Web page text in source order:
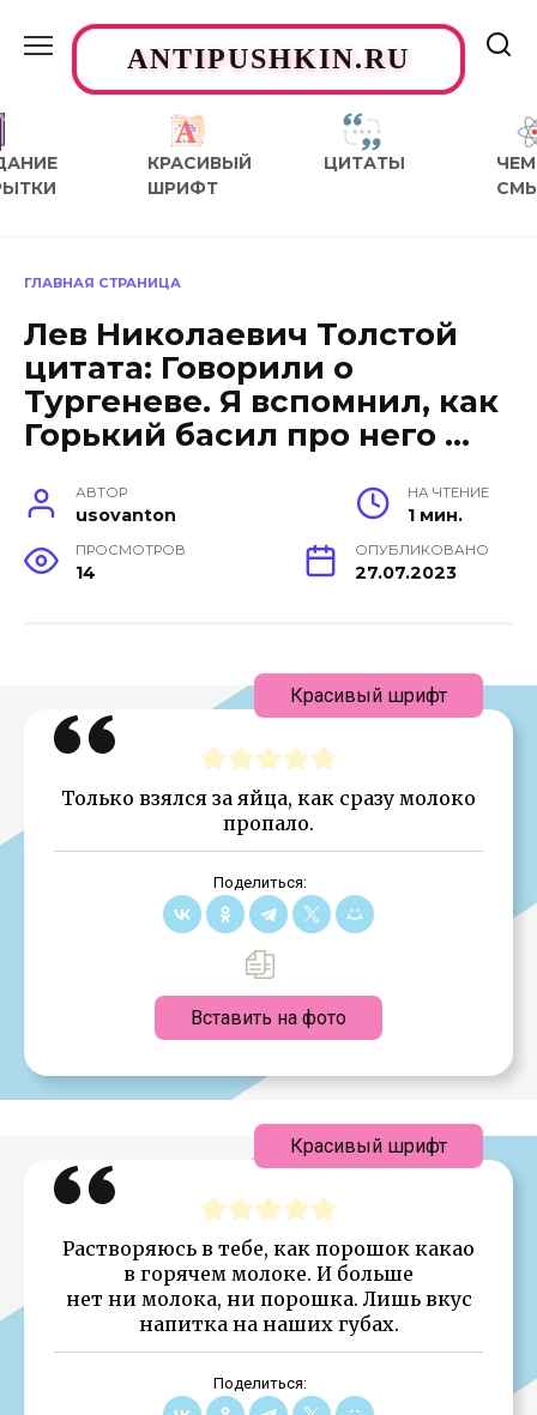
содержаниюANTIPUSHKIN.RU
КРАСИВЫЙ
ШРИФТ
ЦИТАТЫ
ЧЕМ
ГЛАВНАЯ СТРАНИЦА
Лев Николаевич Толстой
цитата: Говорили о
Тургеневе. Я вспомнил, как
Горький басил про него …
АВТОР
usovanton
НА ЧТЕНИЕ
1 мин.
ПРОСМОТРОВ
14
ОПУБЛИКОВАНО
27.07.2023
Только взялся за яйца, как сразу молоко
пропало.
Поделиться:
Вставить на фото
Красивый шрифт
Растворяюсь в тебе, как порошок какао
в горячем молоке. И больше
нет ни молока, ни порошка. Лишь вкус
напитка на наших губах.
Поделиться:
Красивый шрифт